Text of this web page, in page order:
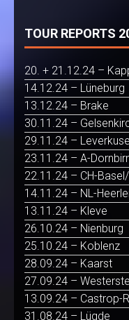
TOUR REPORTS
20. + 21.12.24 –
14.12.24 – Lüneburg
13.12.24 – Brake
30.11.24 –
29.11.24 –
23.11.24 – A-
22.11.24 – CH-
14.11.24 – NL-
13.11.24 – Kleve
26.10.24 – Nienburg
25.10.24 – Koblenz
28.09.24 – Kaarst
27.09.24 –
13.09.24 – Castrop-
31.08.24 – Lügde